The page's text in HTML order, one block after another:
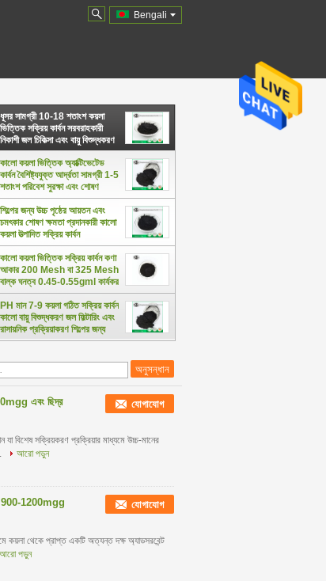
Bengali
ধূসর সামগ্রী 10-18 শতাংশ কয়লা
ভিত্তিক সক্রিয় কার্বন সরবরাহকারী
নিকাশী জল চিকিত্সা এবং বায়ু বিশুদ্ধকরণ
ক্ষমতা
কালো কয়লা ভিত্তিক অ্যাক্টিভেটেড
কার্বন বৈশিষ্ট্যযুক্ত আর্দ্রতা সামগ্রী 1-5
শতাংশ পরিবেশ সুরক্ষা এবং শোষণ
ব্যবহারের জন্য ডিজাইন করা হয়েছে
শিল্পের জন্য উচ্চ পৃষ্ঠের আয়তন এবং
চমৎকার শোষণ ক্ষমতা প্রদানকারী কালো
কয়লা উত্পাদিত সক্রিয় কার্বন
কালো কয়লা ভিত্তিক সক্রিয় কার্বন কণা
আকার 200 Mesh বা 325 Mesh
বাল্ক ঘনত্ব 0.45-0.55gml কার্যকর
শোষণ উপাদান
PH মান 7-9 কয়লা গঠিত সক্রিয় কার্বন
কালো বায়ু বিশুদ্ধকরণ জল ফিল্টারিং এবং
রাসায়নিক প্রক্রিয়াকরণ শিল্পের জন্য
আদর্শ
এবং ছিদ্র
যোগাযোগ
বিশেষ সক্রিয়করণ প্রক্রিয়ার মাধ্যমে উচ্চ-মানের
আরো পড়ুন
900-1200mgg
যোগাযোগ
কয়লা থেকে প্রাপ্ত একটি অত্যন্ত দক্ষ অ্যাডসরবেন্ট
আরো পড়ুন